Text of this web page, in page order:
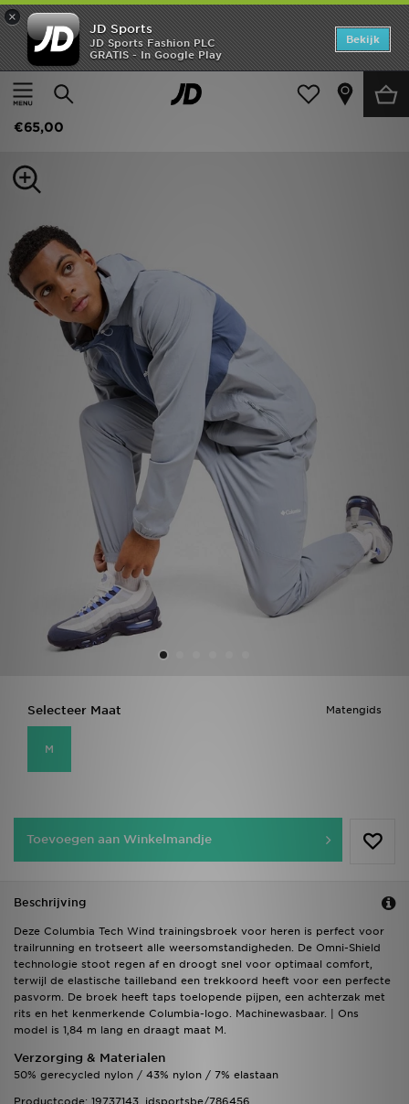
×
JD Sports
JD Sports Fashion PLC
GRATIS - In Google Play
Bekijk
Thuis
Heren Herenkleding Joggingbroeken
Columbia Tech Wind Track Pants
€65,00
Matengids
Selecteer Maat
M
Toevoegen aan Winkelmandje
Beschrijving
Deze Columbia Tech Wind trainingsbroek voor heren is perfect voor
trailrunning en trotseert alle weersomstandigheden. De Omni-Shield
technologie stoot regen af en droogt snel voor optimaal comfort,
terwijl de elastische tailleband een trekkoord heeft voor een perfecte
pasvorm. De broek heeft taps toelopende pijpen, een achterzak met
rits en het kenmerkende Columbia-logo. Machinewasbaar. | Ons
model is 1,84 m lang en draagt maat M.
Verzorging & Materialen
50% gerecycled nylon / 43% nylon / 7% elastaan
Productcode: 19737143_jdsportsbe/786456
Home
Offers
Dames
Kids
Collecties
Voetbal
Vind een winkel
Bestelling traceren
Klantenservice
Download de app